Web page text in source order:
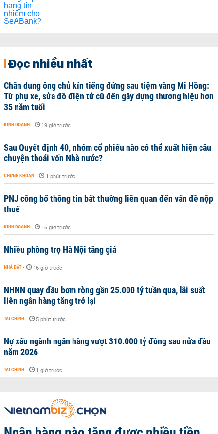
Đọc nhiều nhất
Chân dung ông chủ kín tiếng đứng sau tiệm vàng Mi Hồng:
Từ phụ xe, sửa đồ điện tử cũ đến gây dựng thương hiệu hơn
35 năm tuổi
KINH DOANH - 19 giờ trước
Sau Quyết định 40, nhóm cổ phiếu nào có thể xuất hiện câu
chuyện thoái vốn Nhà nước?
CHỨNG KHOÁN - 1 phút trước
PNJ công bố thông tin bất thường liên quan đến vấn đề nộp
thuế
KINH DOANH - 16 giờ trước
Nhiều phòng trọ Hà Nội tăng giá
NHÀ ĐẤT - 16 giờ trước
NHNN quay đầu bơm ròng gần 25.000 tỷ tuần qua, lãi suất
liên ngân hàng tăng trở lại
TÀI CHÍNH - 5 phút trước
Nợ xấu ngành ngân hàng vượt 310.000 tỷ đồng sau nửa đầu
năm 2026
TÀI CHÍNH - 1 giờ trước